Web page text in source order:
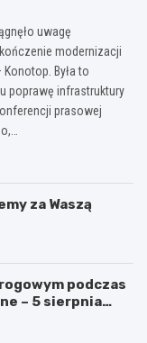
uwagę
modernizacji
Była to
poprawę infrastruktury
prasowej
za Waszą
podczas
– 5 sierpnia